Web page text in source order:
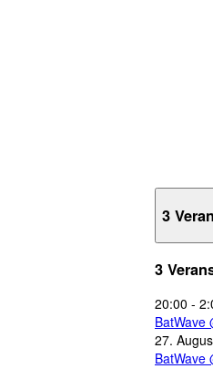
3
3
20:00 -
BatWave
27.
BatWave